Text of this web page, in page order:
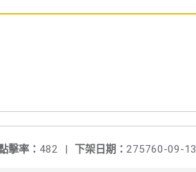
下架日期： 275760-09-13
擊率： 482 |